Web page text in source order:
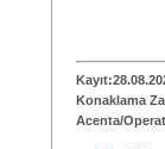
Konaklama
Acenta/